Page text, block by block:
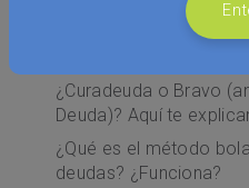
Deudas en pareja:
¿Curadeuda o Bravo
Deuda)? Aquí te
¿Qué es el método
deudas? ¿Funciona?